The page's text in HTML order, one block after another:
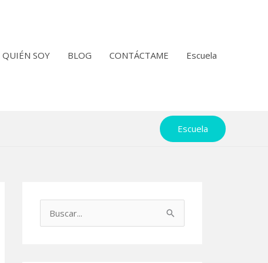
QUIÉN SOY BLOG CONTÁCTAME Escuela
Escuela